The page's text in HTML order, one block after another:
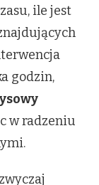
ile jest
godzin,
w radzeniu